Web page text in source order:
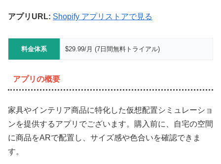
アプリURL: Shopify アプリストアで見る
料金体系 $29.99/月 (7日間無料トライアル)
アプリの概要
家具やインテリア商品に特化した仮想配置シミュレーショ
ンを提供するアプリでございます。購入前に、自宅の空間
に商品をARで配置し、サイズ感や色合いを確認できま
す。